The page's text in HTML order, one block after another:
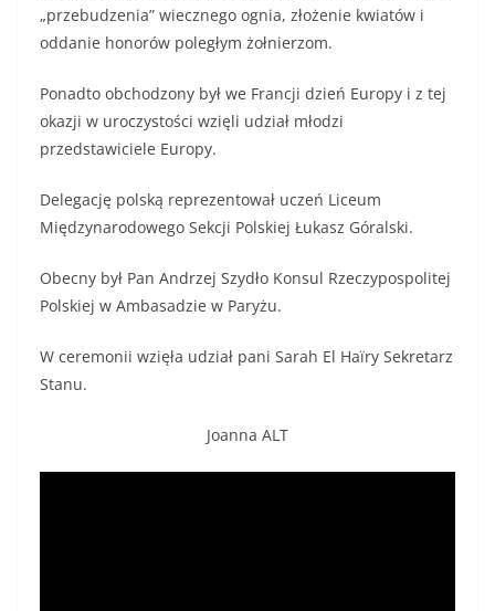
„przebudzenia” wiecznego ognia, złożenie kwiatów i
oddanie honorów poległym żołnierzom.
Ponadto obchodzony był we Francji dzień Europy i z tej
okazji w uroczystości wzięli udział młodzi
przedstawiciele Europy.
Delegację polską reprezentował uczeń Liceum
Międzynarodowego Sekcji Polskiej Łukasz Góralski.
Obecny był Pan Andrzej Szydło Konsul Rzeczypospolitej
Polskiej w Ambasadzie w Paryżu.
W ceremonii wzięła udział pani Sarah El Haïry Sekretarz
Stanu.
Joanna ALT